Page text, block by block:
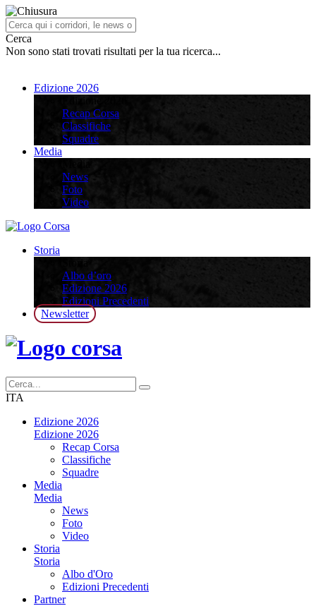
Cerca
Non sono stati trovati risultati per la tua ricerca...
Edizione 2026
Recap Corsa
Classifiche
Squadre
Media
News
Foto
Video
Storia
Albo d’oro
Edizione 2026
Edizioni Precedenti
Newsletter
ITA
Edizione 2026
Edizione 2026
Recap Corsa
Classifiche
Squadre
Media
Media
News
Foto
Video
Storia
Storia
Albo d'Oro
Edizioni Precedenti
Partner